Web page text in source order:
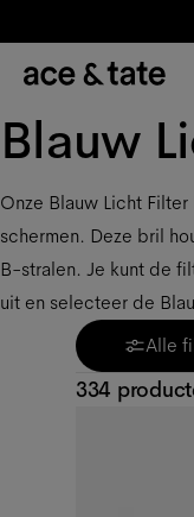
Blauw
Onze Blauw Licht
schermen. Deze bril
B-stralen. Je kunt de
uit en selecteer de
Alle
334